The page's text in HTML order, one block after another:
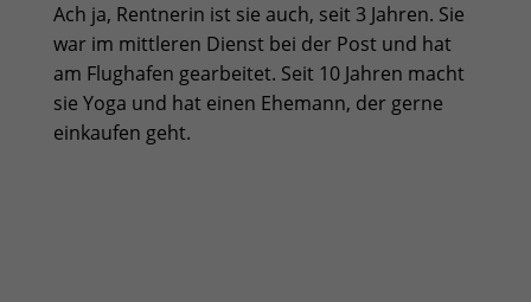
Ach ja, Rentnerin ist sie auch, seit 3 Jahren. Sie
war im mittleren Dienst bei der Post und hat
am Flughafen gearbeitet. Seit 10 Jahren macht
sie Yoga und hat einen Ehemann, der gerne
einkaufen geht.